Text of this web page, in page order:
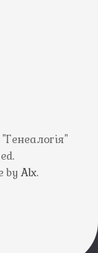
by Alx.